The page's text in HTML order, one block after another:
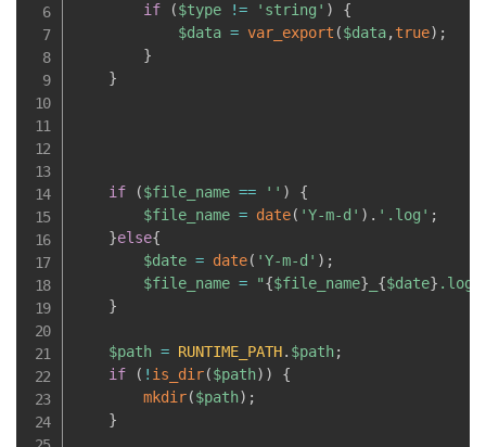
if
($type != 'string' )
{
$data = var_export ($data,true) ;
}
}
if ($file_name == '' )
{
$file_name = date( 'Y-m-d' ) . '.log' ;
}else{
$date = date( 'Y-m-d' ) ;
$file_name = "{$file_name} {$date} .log"
}
$path = RUNTIME_PATH. $path;
if
( ! is_dir($path) )
{
mkdir($path) ;
}